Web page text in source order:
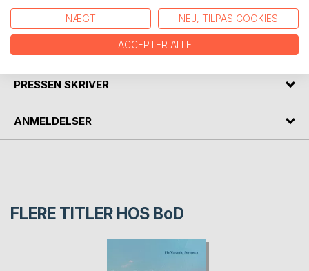
tidens flygtighed.
PRESSEN SKRIVER
ANMELDELSER
FLERE TITLER HOS BoD
NÆGT NEJ, TILPAS COOKIES
ACCEPTER ALLE